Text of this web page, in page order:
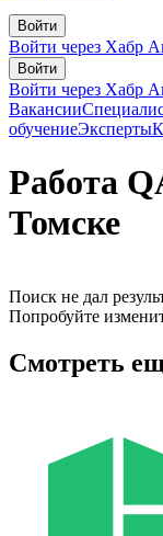
Войти
Войти через Хабр
Войти
Войти через Хабр
Вакансии
обучениеЭксперты
Работа
Томске
Поиск не дал
Попробуйте
Смотреть